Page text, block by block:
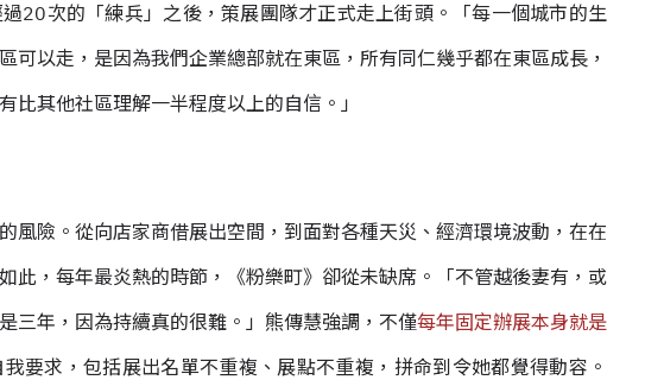
20次的「練兵」之後，策展團隊才正式走上街頭。「每一個城市的生
可以走，是因為我們企業總部就在東區，所有同仁幾乎都在東區成長，
比其他社區理解一半程度以上的自信。」
風險。從向店家商借展出空間，到面對各種天災、經濟環境波動，在在
此，每年最炎熱的時節，《粉樂町》卻從未缺席。「不管越後妻有，或
三年，因為持續真的很難。」熊傳慧強調，不僅每年固定辦展本身就是
我要求，包括展出名單不重複、展點不重複，拼命到令她都覺得動容。